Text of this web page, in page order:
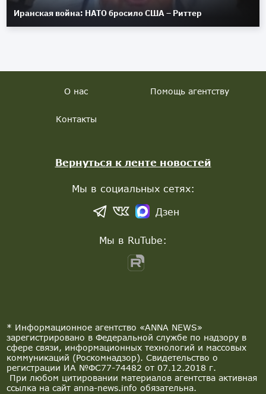
Иранская война: НАТО бросило США – Риттер
* Информационное агентство «ANNA NEWS»
зарегистрировано в Федеральной службе по надзору в
сфере связи, информационных технологий и массовых
коммуникаций (Роскомнадзор). Свидетельство о
регистрации ИА №ФС77-74482 от 07.12.2018 г.
При любом цитировании материалов агентства активная
ссылка на сайт anna-news.info обязательна.
О нас Помощь агентству
Контакты
Вернуться к ленте новостей
Мы в социальных сетях:
Дзен
Мы в RuTube: